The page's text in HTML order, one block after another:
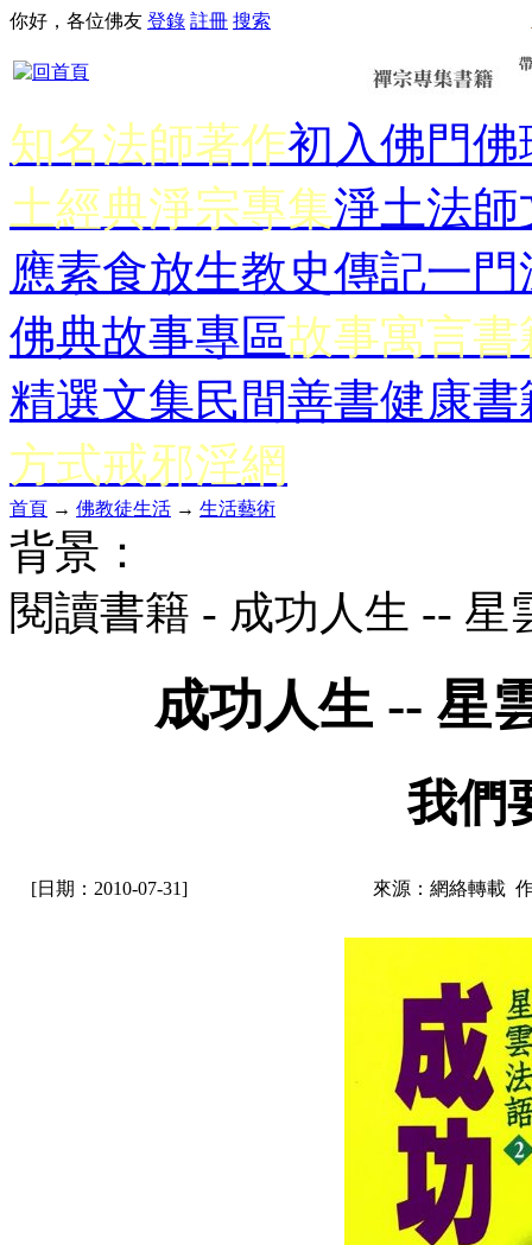
你好，各位佛友 登錄 註冊 搜索
知名法師著作初入佛門佛
土經典淨宗專集淨土法師
應素食放生教史傳記一門
佛典故事專區故事寓言書
精選文集民間善書健康書
方式戒邪淫網
首頁 → 佛教徒生活 → 生活藝術
背景：
閱讀書籍 - 成功人生 --
成功人生 -- 星
我們
[日期：2010-07-31] 來源：網絡轉載